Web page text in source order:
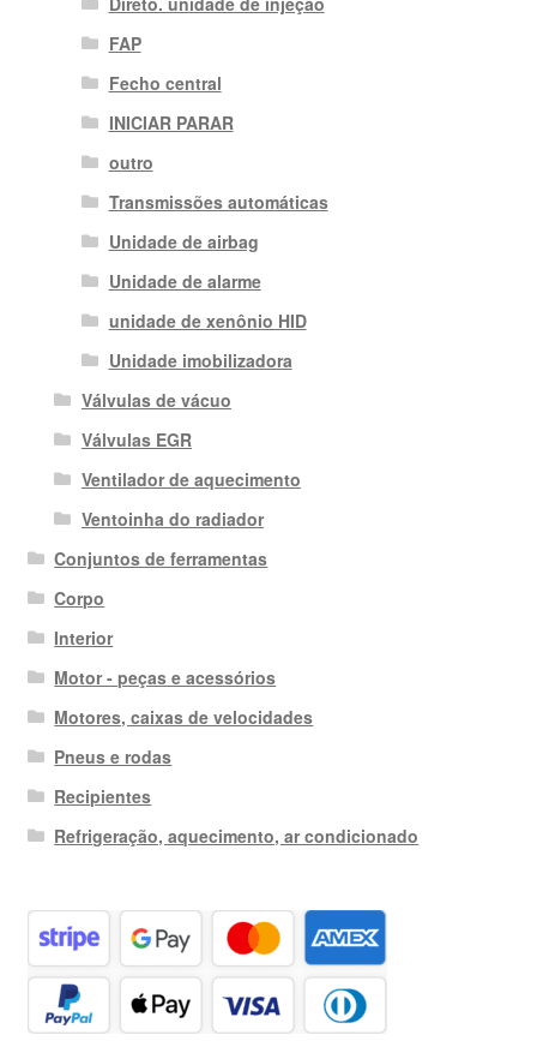
FAP
Fecho central
INICIAR PARAR
outro
Transmissões automáticas
Unidade de airbag
Unidade de alarme
unidade de xenônio HID
Unidade imobilizadora
Válvulas de vácuo
Válvulas EGR
Ventilador de aquecimento
Ventoinha do radiador
Conjuntos de ferramentas
Corpo
Interior
Motor - peças e acessórios
Motores, caixas de velocidades
Pneus e rodas
Recipientes
Refrigeração, aquecimento, ar condicionado